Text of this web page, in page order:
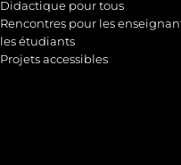
Didactique pour tous
Rencontres pour les
les étudiants
Projets accessibles